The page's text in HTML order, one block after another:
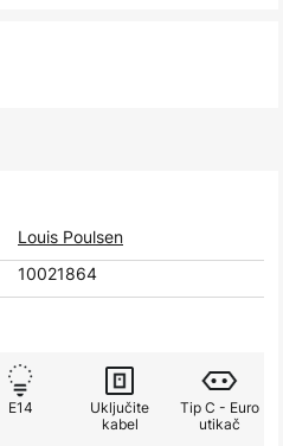
Louis Poulsen
10021864
E14
Uključite
kabel
Tip C - Euro
utikač